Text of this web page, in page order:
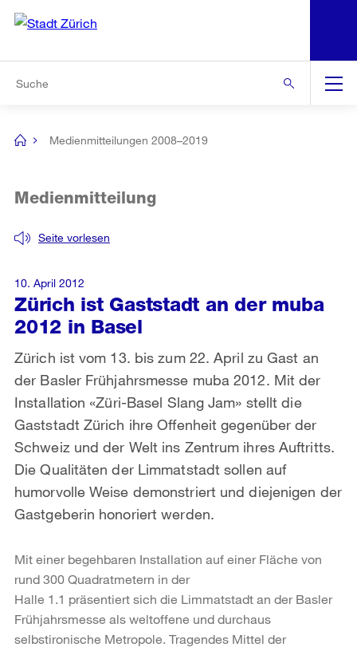
Navigation
[no
Medienmitteilungen 2008–2019
Zürich ist Gaststadt an der muba
2012 in Basel
Seite vorlesen
Medienmitteilung
Zürich ist vom 13. bis zum 22. April zu Gast an
der Basler Frühjahrsmesse muba 2012. Mit der
Installation «Züri-Basel Slang Jam» stellt die
Gaststadt Zürich ihre Offenheit gegenüber der
Schweiz und der Welt ins Zentrum ihres Auftritts.
Die Qualitäten der Limmatstadt sollen auf
humorvolle Weise demonstriert und diejenigen der
Gastgeberin honoriert werden.
10. April 2012
Mit einer begehbaren Installation auf einer Fläche von
rund 300 Quadratmetern in der
Halle 1.1 präsentiert sich die Limmatstadt an der Basler
Frühjahrsmesse als weltoffene und durchaus
selbstironische Metropole. Tragendes Mittel der